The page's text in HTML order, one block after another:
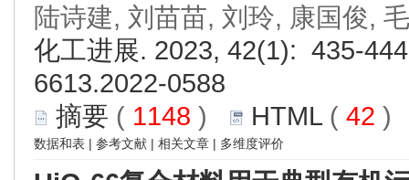
陆诗建, 刘苗苗, 刘玲, 康国俊,
化工进展. 2023, 42(1): 435-
6613.2022-0588
摘要 ( 1148 ) HTML( 42
数据和表 | 参考文献 | 相关文章 | 多维度评价